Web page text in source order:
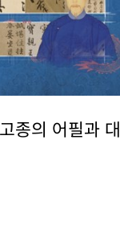
종의 어필과 대